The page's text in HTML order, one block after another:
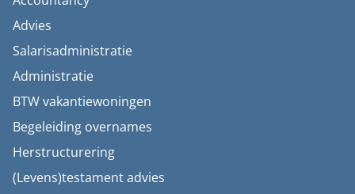
Advies
Salarisadministratie
Administratie
BTW vakantiewoningen
Begeleiding overnames
Herstructurering
(Levens)testament advies